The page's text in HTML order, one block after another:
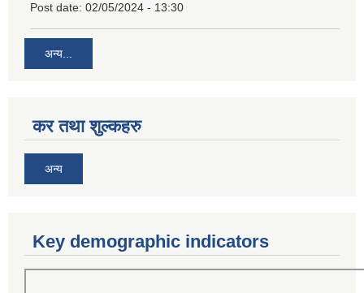
Post date: 02/05/2024 - 13:30
अन्य...
कर तथा शुल्कहरु
अन्य
Key demographic indicators